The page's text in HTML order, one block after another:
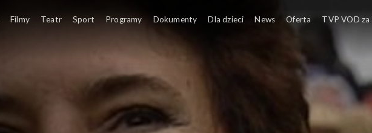
Filmy Teatr Sport Programy Dokumenty Dla dzieci News Oferta TVP VOD za